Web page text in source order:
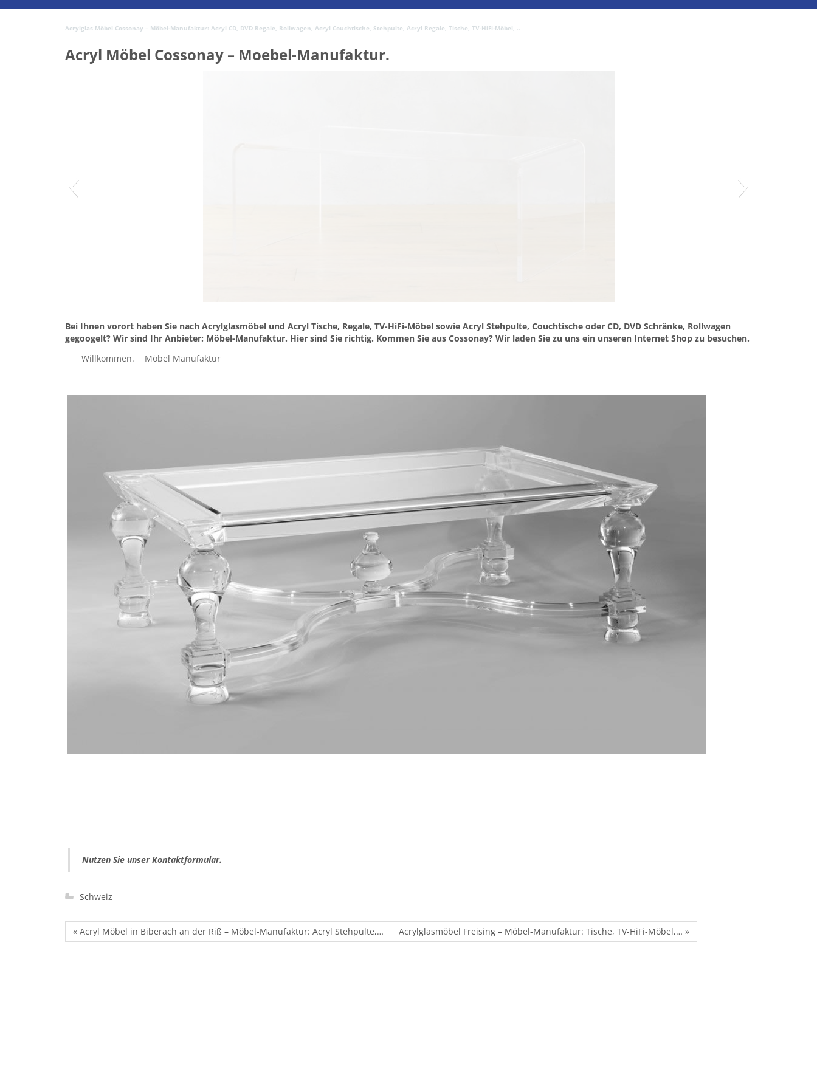
Acrylglas Möbel Cossonay – Möbel-Manufaktur: Acryl CD, DVD Regale, Rollwagen, Acryl Couchtische, Stehpulte, Acryl Regale, Tische, TV-HiFi-Möbel, ..
Acryl Möbel Cossonay – Moebel-Manufaktur.
Bei Ihnen vorort haben Sie nach Acrylglasmöbel und Acryl Tische, Regale, TV-HiFi-Möbel sowie Acryl Stehpulte, Couchtische oder CD, DVD Schränke, Rollwagen
gegoogelt? Wir sind Ihr Anbieter: Möbel-Manufaktur. Hier sind Sie richtig. Kommen Sie aus Cossonay? Wir laden Sie zu uns ein unseren Internet Shop zu besuchen.
Willkommen.
Möbel Manufaktur
Nutzen Sie unser Kontaktformular.
Schweiz
« Acryl Möbel in Biberach an der Riß – Möbel-Manufaktur: Acryl Stehpulte,… Acrylglasmöbel Freising – Möbel-Manufaktur: Tische, TV-HiFi-Möbel,… »